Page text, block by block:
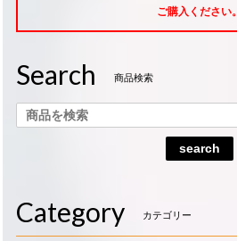
ご購入ください。
Search 商品検索
search
Category カテゴリー